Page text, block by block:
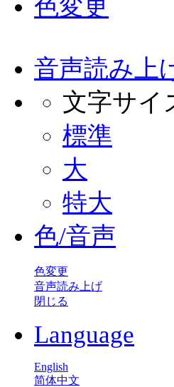
色変更
音声読み上
文字サイ
標準
大
特大
色/音声
色変更
音声読み上げ
閉じる
Language
English
简体中文